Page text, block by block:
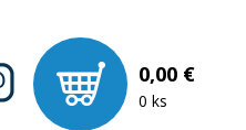
0,00 €
0 ks